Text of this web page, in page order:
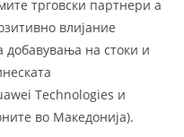
трговски партнери а
влијание
на стоки и
Technologies и
во Македонија).